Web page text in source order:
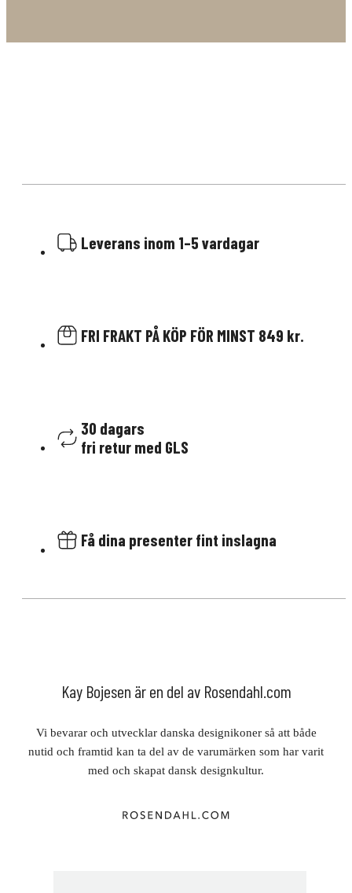
Leverans inom 1–5 vardagar
FRI FRAKT PÅ KÖP FÖR MINST 849 kr.
30 dagars
fri retur med GLS
Få dina presenter fint inslagna
Kay Bojesen är en del av Rosendahl.com
Vi bevarar och utvecklar danska designikoner så att både
nutid och framtid kan ta del av de varumärken som har varit
med och skapat dansk designkultur.